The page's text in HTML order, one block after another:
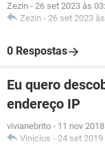
Zezin - 26 set 2023 às
Zezin - 26 set 2023
0 Respostas
Eu quero
endereço IP
vivianebrito - 11 nov
Vinicius - 24 set 2019